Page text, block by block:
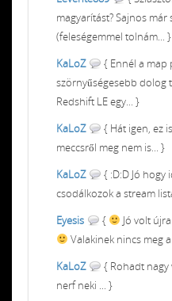
magyarítást? Sajnos
(feleségemmel tolnám... }
KaLoZ
{ Ennél a map
szörnyűségesebb dolog
Redshift LE egy... }
KaLoZ
{ Hát igen, ez
meccsről meg nem is... }
KaLoZ
{ :D:D Jó hogy
csodálkozok a stream
Eyesis
{
Jó volt
Valakinek nincs meg
KaLoZ
{ Rohadt nagy
nerf neki ... }